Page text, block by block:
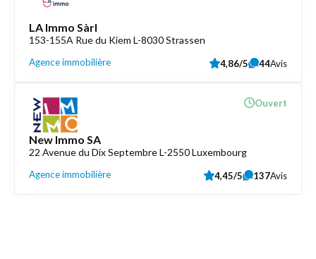
LA Immo Sàrl
153-155A Rue du Kiem L-8030 Strassen
Agence immobilière 4,86/5 44Avis
New Immo SA
22 Avenue du Dix Septembre L-2550 Luxembourg
Agence immobilière
Ouvert
4,45/5 137Avis